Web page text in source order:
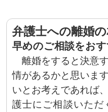
弁護士への離婚
早めのご相談をお
離婚をすると決意
情があるかと思いま
いとお考えであれば
護士にご相談いただ